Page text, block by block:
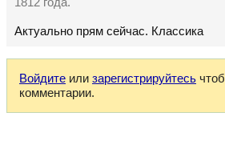
Актуально прям сейчас. Классика
Войдите или зарегистрируйтесь
комментарии.